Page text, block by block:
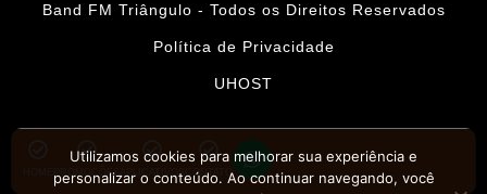
Band FM Triângulo - Todos os Direitos Reservados
Política de Privacidade
UHOST
PROMOÇÕESAPLICATIVOS CONTATO
Utilizamos cookies para melhorar sua experiência e
personalizar o conteúdo. Ao continuar navegando, você